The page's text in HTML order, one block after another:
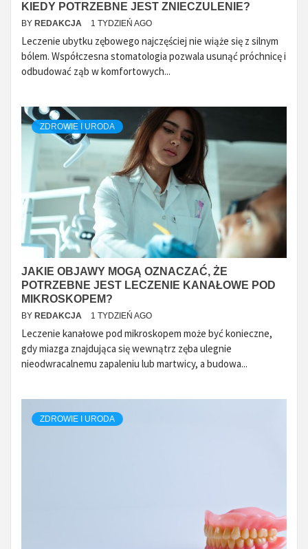
KIEDY POTRZEBNE JEST ZNIECZULENIE?
BY REDAKCJA 1 TYDZIEŃ AGO
Leczenie ubytku zębowego najczęściej nie wiąże się z silnym
bólem. Współczesna stomatologia pozwala usunąć próchnicę i
odbudować ząb w komfortowych...
ZDROWIE I URODA
JAKIE OBJAWY MOGĄ OZNACZAĆ, ŻE
POTRZEBNE JEST LECZENIE KANAŁOWE POD
MIKROSKOPEM?
BY REDAKCJA 1 TYDZIEŃ AGO
Leczenie kanałowe pod mikroskopem może być konieczne,
gdy miazga znajdująca się wewnątrz zęba ulegnie
nieodwracalnemu zapaleniu lub martwicy, a budowa...
ZDROWIE I URODA